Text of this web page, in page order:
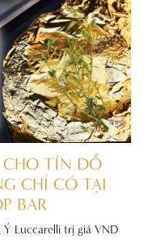
TÍN ĐỒ
CHỈ CÓ TẠI
BAR
Ý Luccarelli trị giá VND